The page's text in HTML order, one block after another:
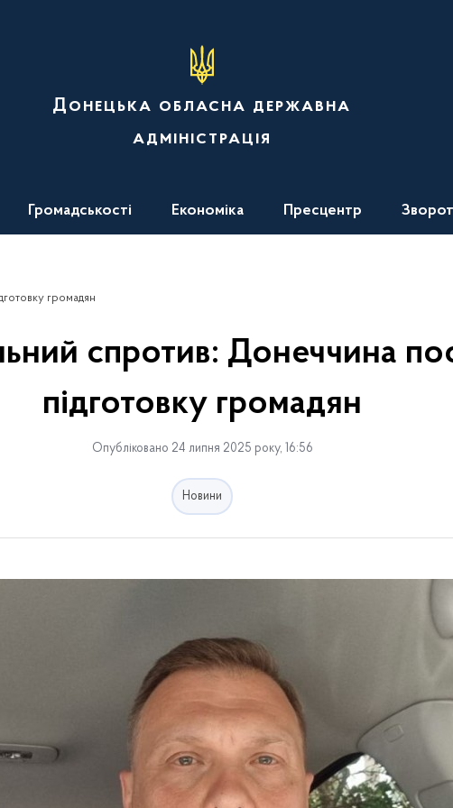
Донецька обласна державна
адміністрація
Громадськості Економіка Пресцентр
громадян
спротив: Донеччина
підготовку громадян
Опубліковано 24 липня 2025 року, 16:56
Новини